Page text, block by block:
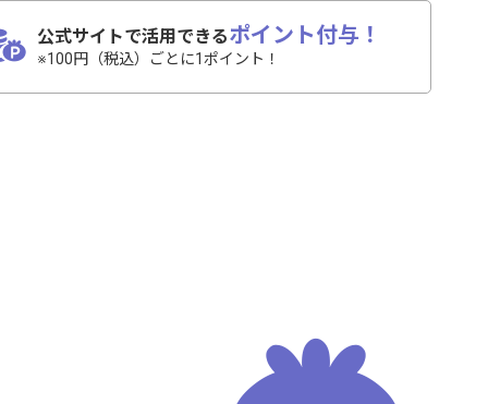
公式サイトで活用できるポイント付与！
※100円（税込）ごとに1ポイント！